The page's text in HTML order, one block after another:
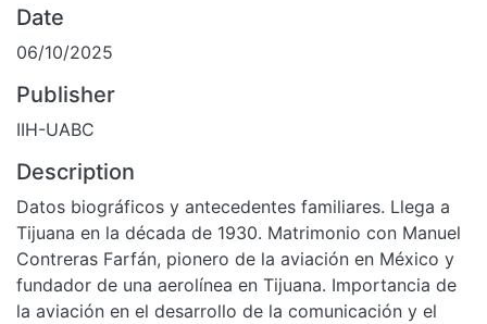
Date
06/10/2025
Publisher
IIH-UABC
Description
Datos biográficos y antecedentes familiares. Llega a
Tijuana en la década de 1930. Matrimonio con Manuel
Contreras Farfán, pionero de la aviación en México y
fundador de una aerolínea en Tijuana. Importancia de
la aviación en el desarrollo de la comunicación y el